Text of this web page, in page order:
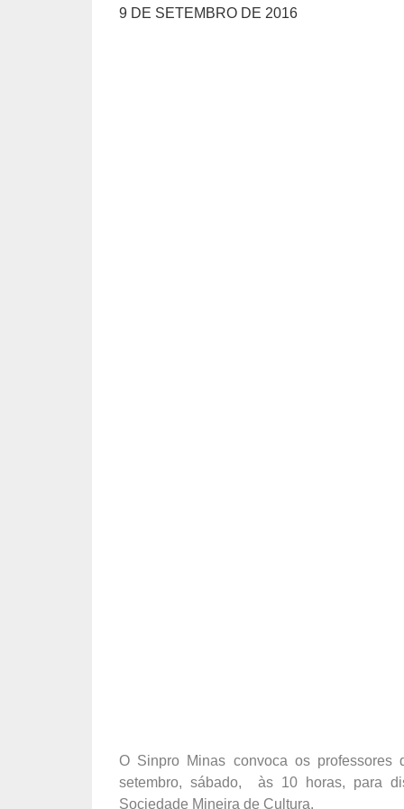
9 DE SETEMBRO DE 2016
O Sinpro Minas convoca os
setembro, sábado, às 10 horas, para
Sociedade Mineira de Cultura.